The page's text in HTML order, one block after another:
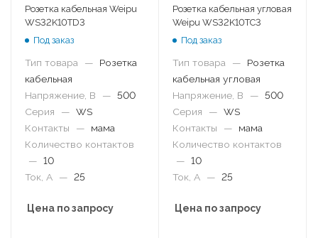
Розетка кабельная Weipu
WS32K10TD3
Под заказ
Тип товара —
Розетка
кабельная
Напряжение, В
— 500
Серия
— WS
Контакты
—
мама
Количество контактов
— 10
Ток, А
— 25
Цена по запросу
Розетка кабельная угловая
Weipu WS32K10TC3
Под заказ
Тип товара —
Розетка
кабельная угловая
Напряжение, В
— 500
Серия
— WS
Контакты
—
мама
Количество контактов
— 10
Ток, А
— 25
Цена по запросу